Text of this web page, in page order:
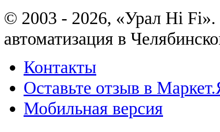
© 2003 - 2026, «Урал Hi
автоматизация в
Контакты
Оставьте отзыв в
Мобильная версия